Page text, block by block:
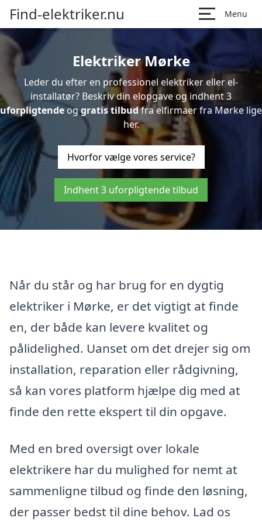
Find-elektriker.nu Menu
Elektriker Mørke
Leder du efter en professionel elektriker eller el-
installatør? Beskriv din elopgave og indhent 3
uforpligtendeoggratis tilbudfra elfirmaer fra Mørke lige
her.
Hvorfor vælge vores service?
Indhent 3 uforpligtende tilbud
Når du står og har brug for en dygtig
elektriker i Mørke, er det vigtigt at finde
en, der både kan levere kvalitet og
pålidelighed. Uanset om det drejer sig om
installation, reparation eller rådgivning,
så kan vores platform hjælpe dig med at
finde den rette ekspert til din opgave.
Med en bred oversigt over lokale
elektrikere har du mulighed for nemt at
sammenligne tilbud og finde den løsning,
der passer bedst til dine behov. Lad os